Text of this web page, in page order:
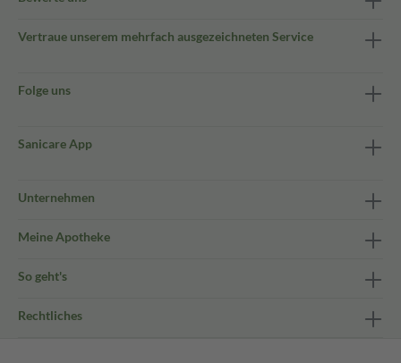
Vertraue unserem mehrfach ausgezeichneten Service
Folge uns
Sanicare App
Unternehmen
Meine Apotheke
So geht's
Rechtliches